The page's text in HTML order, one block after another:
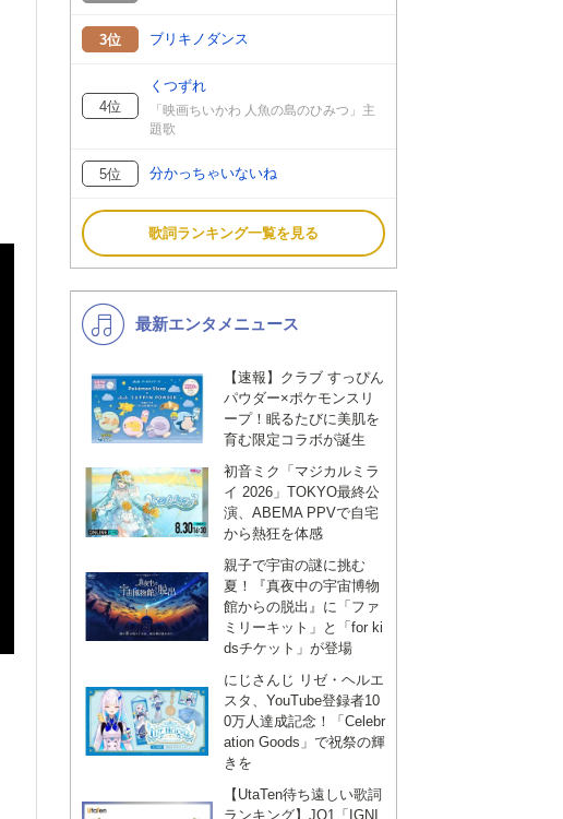
3位 ブリキノダンス
4位
くつずれ
「映画ちいかわ 人魚の島のひみつ」主
題歌
5位 分かっちゃいないね
歌詞ランキング一覧を見る
最新エンタメニュース
【速報】クラブ すっぴん
パウダー×ポケモンスリ
ープ！眠るたびに美肌を
育む限定コラボが誕生
初音ミク「マジカルミラ
イ 2026」TOKYO最終公
演、ABEMA PPVで自宅
から熱狂を体感
親子で宇宙の謎に挑む
夏！『真夜中の宇宙博物
館からの脱出』に「ファ
ミリーキット」と「for ki
dsチケット」が登場
にじさんじ リゼ・ヘルエ
スタ、YouTube登録者10
0万人達成記念！「Celebr
ation Goods」で祝祭の輝
きを
【UtaTen待ち遠しい歌詞
ランキング】JO1「IGNI